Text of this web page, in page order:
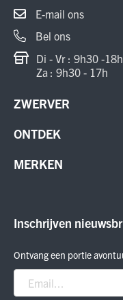
ZWERVER
Contact
Annuleer order
ONTDEK
Schoenen
MERKEN
Smartwool
Nitro
Peak Performance
E-mail ons
Bel ons
Di - Vr : 9h30 -18h
Za : 9h30 - 17h
Inschrijven
Ontvang een portie